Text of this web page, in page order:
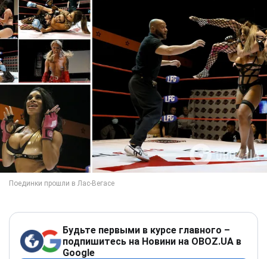
Будьте первыми в курсе главного –
подпишитесь на Новини на OBOZ.UA в
Google